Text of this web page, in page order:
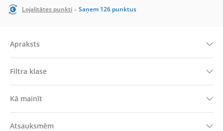
Lojalitātes punkti - Saņem 126 punktus
Apraksts
Filtra klase
Kā mainīt
Atsauksmēm